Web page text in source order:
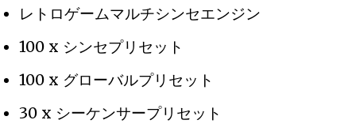
レトロゲームマルチシンセエンジン
100 x シンセプリセット
100 x グローバルプリセット
30 x シーケンサープリセット